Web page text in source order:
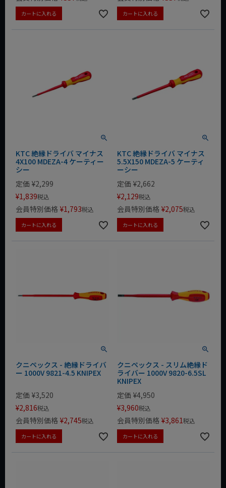
カートに入れる カートに入れる
KTC 絶縁ドライバ マイナス
4X100 MDEZA-4 ケーティー
シー
定価 ¥2,299
¥1,839税込
会員特別価格 ¥1,793税込
カートに入れる
KTC 絶縁ドライバ マイナス
5.5X150 MDEZA-5 ケーティ
ーシー
定価 ¥2,662
¥2,129税込
会員特別価格 ¥2,075税込
カートに入れる
クニペックス - 絶縁ドライバ
ー 1000V 9821-4.5 KNIPEX
定価 ¥3,520
¥2,816税込
会員特別価格 ¥2,745税込
カートに入れる
クニペックス - スリム絶縁ド
ライバー 1000V 9820-6.5SL
KNIPEX
定価 ¥4,950
¥3,960税込
会員特別価格 ¥3,861税込
カートに入れる